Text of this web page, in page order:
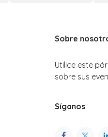
Sobre
Utilice este
sobre sus
Síganos